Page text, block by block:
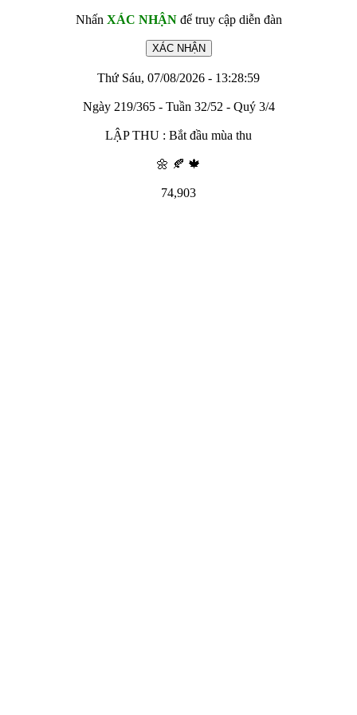
Nhấn XÁC NHẬNđể truy cập diễn đàn
Thứ Sáu, 07/08/2026 - 13:28:59
Ngày 219/365 - Tuần 32/52 - Quý 3/4
LẬP THU : Bắt đầu mùa thu
🌼 🍂 🍁
74,903